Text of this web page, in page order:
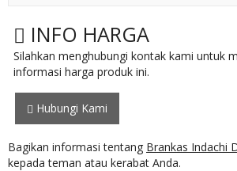
INFO HARGA
Silahkan menghubungi kontak kami untuk
informasi harga produk ini.
Hubungi Kami
Bagikan informasi tentang Brankas Indachi
kepada teman atau kerabat Anda.